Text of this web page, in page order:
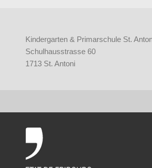
Kindergarten & Primarschule St.
Schulhausstrasse 60
1713 St. Antoni